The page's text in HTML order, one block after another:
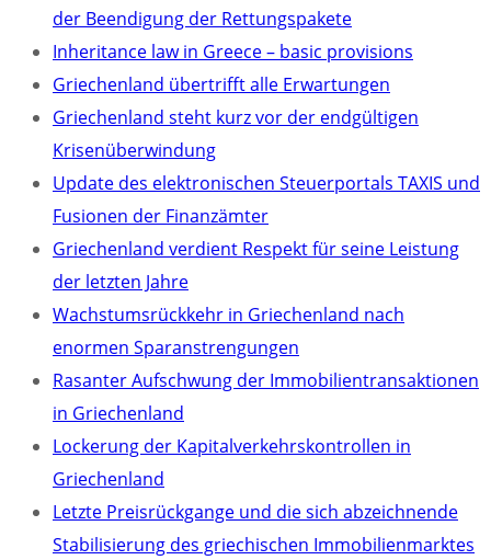
der Beendigung der Rettungspakete
Inheritance law in Greece – basic provisions
Griechenland übertrifft alle Erwartungen
Griechenland steht kurz vor der endgültigen
Krisenüberwindung
Update des elektronischen Steuerportals TAXIS und
Fusionen der Finanzämter
Griechenland verdient Respekt für seine Leistung
der letzten Jahre
Wachstumsrückkehr in Griechenland nach
enormen Sparanstrengungen
Rasanter Aufschwung der Immobilientransaktionen
in Griechenland
Lockerung der Kapitalverkehrskontrollen in
Griechenland
Letzte Preisrückgange und die sich abzeichnende
Stabilisierung des griechischen Immobilienmarktes